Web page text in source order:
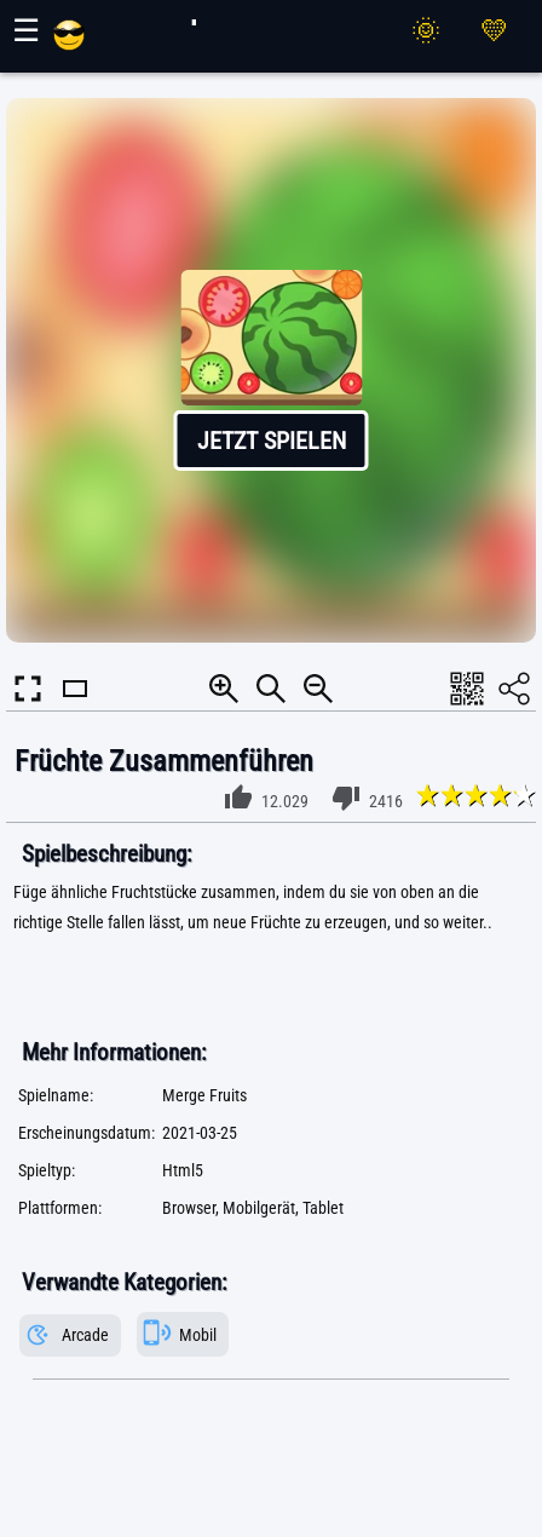
☰
JETZT SPIELEN
Früchte Zusammenführen
12.029 2416
Spielbeschreibung:
Füge ähnliche Fruchtstücke zusammen, indem du sie von oben an die
richtige Stelle fallen lässt, um neue Früchte zu erzeugen, und so weiter..
Mehr Informationen:
Spielname:
Merge Fruits
Erscheinungsdatum: 2021-03-25
Spieltyp:
Html5
Plattformen:
Browser, Mobilgerät, Tablet
Verwandte Kategorien:
Arcade Mobil